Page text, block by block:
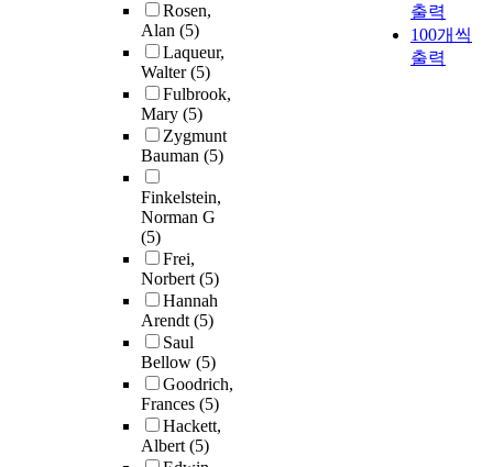
Rosen,
Alan (5)
Laqueur,
Walter(5)
Fulbrook,
Mary (5)
Zygmunt
Bauman (5)
Finkelstein,
Norman G
(5)
Frei,
Norbert(5)
Hannah
Arendt(5)
Saul
Bellow (5)
Goodrich,
Frances (5)
Hackett,
Albert(5)
출력
100개씩
출력